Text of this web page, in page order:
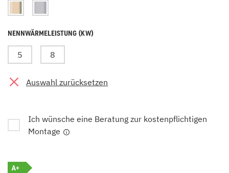
NENNWÄRMELEISTUNG (KW)
5 8
Auswahl zurücksetzen
Ich wünsche eine Beratung zur kostenpflichtigen
Montage
A+